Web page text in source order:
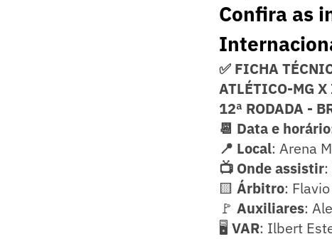
Confira as
✅ FICHA
ATLÉTICO-MG
12ª RODADA -
📆 Data e
📍 Local: Arena
📺 Onde assistir:
🟨 Árbitro:
🚩 Auxiliares:
🖥️ VAR: Ilbert